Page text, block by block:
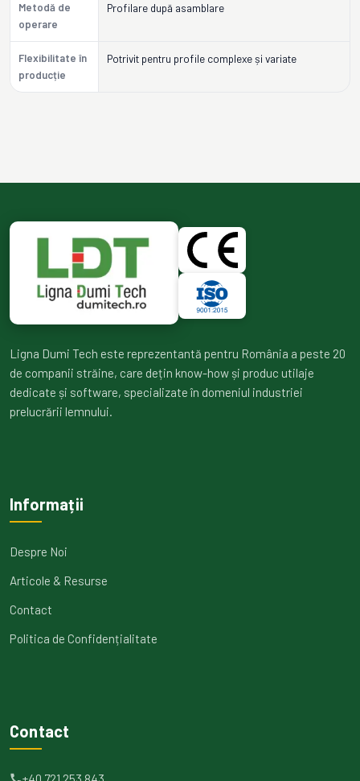
Metodă de
operare
Profilare după asamblare
Flexibilitate în
producție
Potrivit pentru profile complexe și variate
Ligna Dumi Tech este reprezentantă pentru România a peste 20
de companii străine, care dețin know-how și produc utilaje
dedicate și software, specializate în domeniul industriei
prelucrării lemnului.
Informații
Despre Noi
Articole & Resurse
Contact
Politica de Confidențialitate
Contact